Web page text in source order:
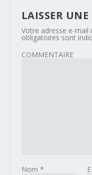
LAISSER UNE
Votre adresse e-mail
obligatoires sont
COMMENTAIRE
Nom *